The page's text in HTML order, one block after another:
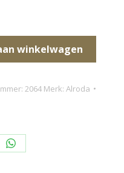
winkelwagen
2064 Merk: Alroda
Deel